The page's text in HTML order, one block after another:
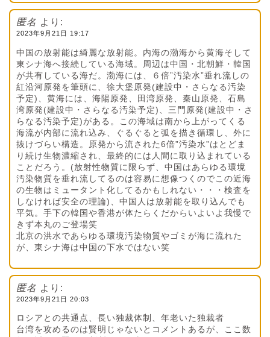
匿名 より:
2023年9月21日 19:17
中国の放射能は綺麗な放射能。内海の渤海から黄海そして
東シナ海へ接続している海域。周辺は中国・北朝鮮・韓国
が共有している海だ。渤海には、６倍”汚染水”垂れ流しの
紅沿河原発を筆頭に、徐大堡原発(建設中・さらなる汚染
予定)、黄海には、海陽原発、田湾原発、秦山原発、石島
湾原発(建設中・さらなる汚染予定)、三門原発(建設中・さ
らなる汚染予定)がある。この海域は南から上がってくる
海流が内部に流れ込み、ぐるぐると弧を描き循環し、外に
抜けづらい構造。原発から流された6倍”汚染水”はとどま
り続け生物濃縮され、最終的には人間に取り込まれている
ことだろう。(放射性物質に限らず、中国はあらゆる環境
汚染物質を垂れ流してるのは容易に想像つくのでこの近海
の生物はミュータント化してるかもしれない・・・検査を
しなければ安全の理論)、中国人は放射能を取り込んでも
平気。手下の韓国や香港が体たらくだからいよいよ我慢で
きず本丸のご登場笑
北京の洪水であらゆる環境汚染物質やゴミが海に流れた
が、東シナ海は中国の下水ではない笑
匿名 より:
2023年9月21日 20:03
ロシアとの共通点、長い独裁体制、年老いた独裁者
台湾を攻めるのは賢明じゃないとコメントあるが、ここ数